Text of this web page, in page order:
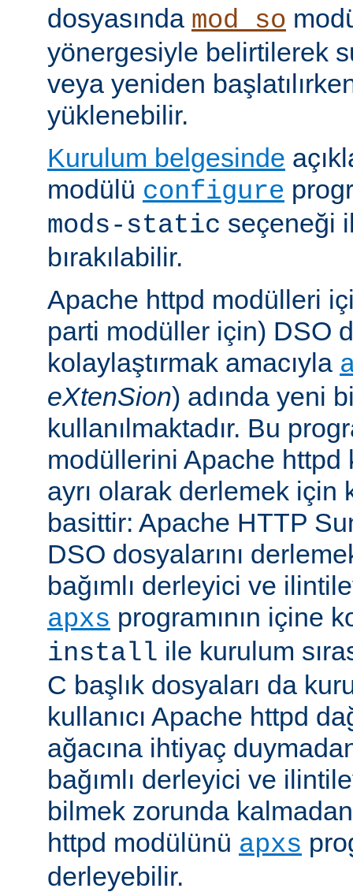
dosyasında mod_so
yönergesiyle belirtilerek
veya yeniden
yüklenebilir.
Kurulum belgesinde
modülü configure
mods-static seçeneği
bırakılabilir.
Apache httpd modülleri
parti modüller için) DSO
kolaylaştırmak amacıyla
eXtenSion) adında yeni
kullanılmaktadır. Bu
modüllerini Apache httpd
ayrı olarak derlemek için
basittir: Apache HTTP
DSO dosyalarını
bağımlı derleyici ve
apxs programının içine
install ile kurulum
C başlık dosyaları da
kullanıcı Apache httpd
ağacına ihtiyaç
bağımlı derleyici ve
bilmek zorunda
httpd modülünü apxs
derleyebilir.